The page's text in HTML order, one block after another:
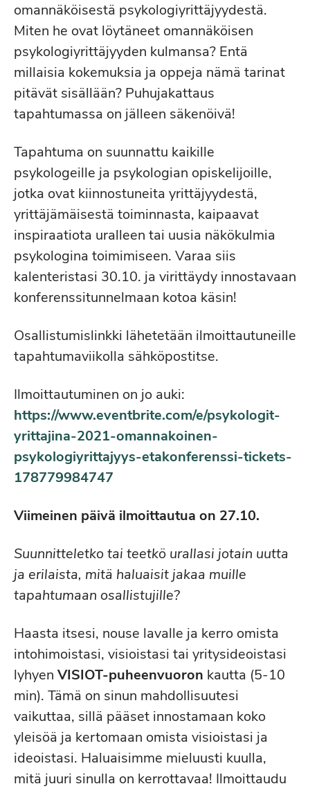
omannäköisestä psykologiyrittäjyydestä.
Miten he ovat löytäneet omannäköisen
psykologiyrittäjyyden kulmansa? Entä
millaisia kokemuksia ja oppeja nämä tarinat
pitävät sisällään? Puhujakattaus
tapahtumassa on jälleen säkenöivä!
Tapahtuma on suunnattu kaikille
psykologeille ja psykologian opiskelijoille,
jotka ovat kiinnostuneita yrittäjyydestä,
yrittäjämäisestä toiminnasta, kaipaavat
inspiraatiota uralleen tai uusia näkökulmia
psykologina toimimiseen. Varaa siis
kalenteristasi 30.10. ja virittäydy innostavaan
konferenssitunnelmaan kotoa käsin!
Osallistumislinkki lähetetään ilmoittautuneille
tapahtumaviikolla sähköpostitse.
Ilmoittautuminen on jo auki:
https://www.eventbrite.com/e/psykologit-
yrittajina-2021-omannakoinen-
psykologiyrittajyys-etakonferenssi-tickets-
178779984747
Viimeinen päivä ilmoittautua on 27.10.
Suunnitteletko tai teetkö urallasi jotain uutta
ja erilaista, mitä haluaisit jakaa muille
tapahtumaan osallistujille?
Haasta itsesi, nouse lavalle ja kerro omista
intohimoistasi, visioistasi tai yritysideoistasi
lyhyen VISIOT-puheenvuoron kautta (5-10
min). Tämä on sinun mahdollisuutesi
vaikuttaa, sillä pääset innostamaan koko
yleisöä ja kertomaan omista visioistasi ja
ideoistasi. Haluaisimme mieluusti kuulla,
mitä juuri sinulla on kerrottavaa! Ilmoittaudu